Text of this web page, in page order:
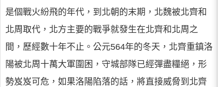
是個戰火紛飛的年代，到北朝的末期，北魏被北齊和
北周取代，北方主要的戰爭就發生在北齊和北周之
間，歷經數十年不止。公元564年的冬天，北齊重鎮洛
陽被北周十萬大軍圍困，守城部隊已經彈盡糧絕，形
勢岌岌可危，如果洛陽陷落的話，將直接威脅到北齊